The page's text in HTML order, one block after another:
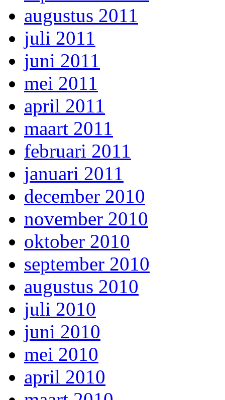
augustus 2011
juli 2011
juni 2011
mei 2011
april 2011
maart 2011
februari 2011
januari 2011
december 2010
november 2010
oktober 2010
september 2010
augustus 2010
juli 2010
juni 2010
mei 2010
april 2010